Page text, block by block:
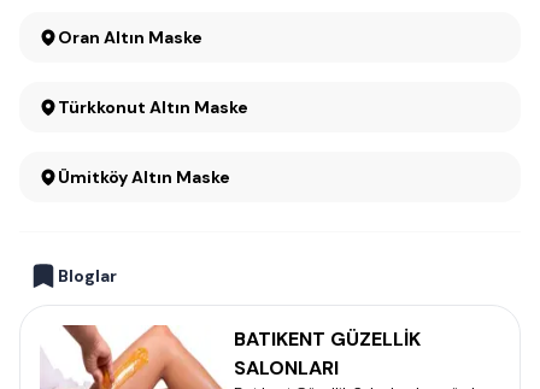
Oran Altın Maske
Türkkonut Altın Maske
Ümitköy Altın Maske
Bloglar
BATIKENT GÜZELLİK
SALONLARI